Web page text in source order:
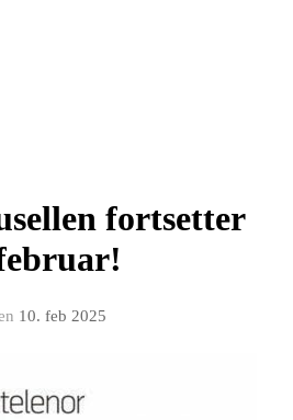
fortsetter
10. feb 2025